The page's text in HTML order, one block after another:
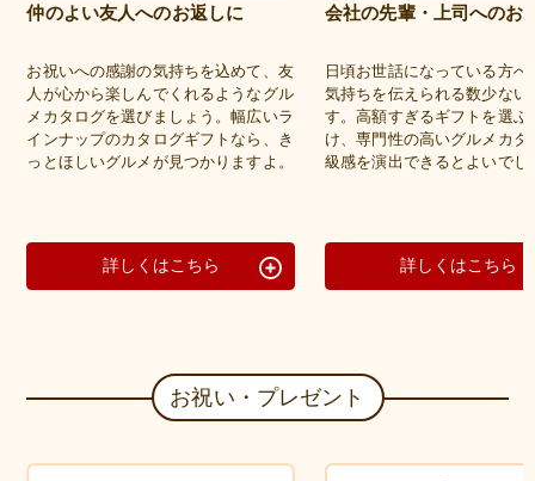
仲のよい友人へのお返しに
お祝いへの感謝の気持ちを込めて、友
人が心から楽しんでくれるようなグル
メカタログを選びましょう。幅広いラ
インナップのカタログギフトなら、き
っとほしいグルメが見つかりますよ。
詳しくはこちら
会社の先輩・上司へのお
日頃お世話になっている方へ
気持ちを伝えられる数少ない
す。高額すぎるギフトを選ぶ
け、専門性の高いグルメカタ
級感を演出できるとよいでし
詳しくはこちら
お祝い・プレゼント